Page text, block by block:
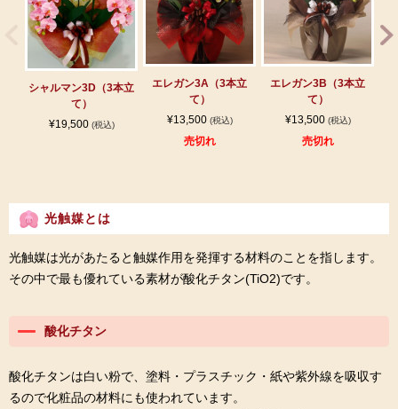
シャルマン3D（3本立
て）
¥19,500 (税込)
エレガン3A（3本立
て）
¥13,500 (税込)
売切れ
エレガン3B（3本立
て）
¥13,500 (税込)
売切れ
光触媒とは
光触媒は光があたると触媒作用を発揮する材料のことを指します。
その中で最も優れている素材が酸化チタン(TiO2)です。
酸化チタン
酸化チタンは白い粉で、塗料・プラスチック・紙や紫外線を吸収す
るので化粧品の材料にも使われています。